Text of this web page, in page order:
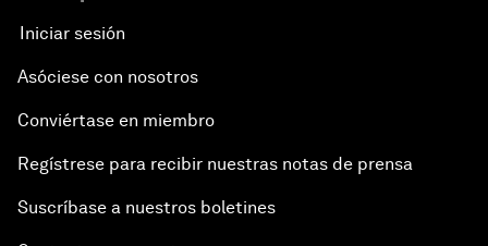
Iniciar sesión
Asóciese con nosotros
Conviértase en miembro
Regístrese para recibir nuestras notas de prensa
Suscríbase a nuestros boletines